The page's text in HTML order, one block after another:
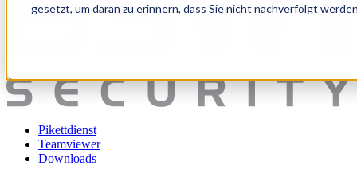
gesetzt, um daran zu erinnern, dass Sie nicht nachverfolgt
Pikettdienst
Teamviewer
Downloads